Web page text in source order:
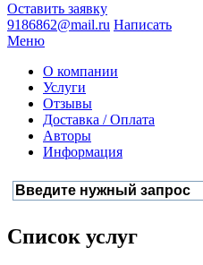
Оставить заявку
9186862@mail.ru Написать
Меню
О компании
Услуги
Отзывы
Доставка / Оплата
Авторы
Информация
Список услуг